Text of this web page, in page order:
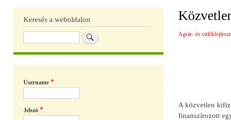
Agrár- és
A közvetlen
finanszírozott
Keresés a weboldalon
Username
Jelszó